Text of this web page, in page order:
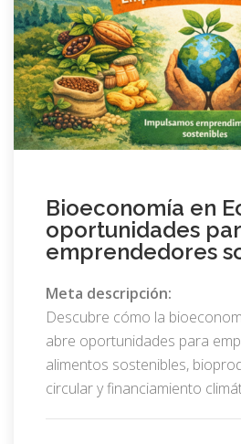
Bioeconomía en
oportunidades
emprendedores
Meta descripción:
Descubre cómo la
abre oportunidades para
alimentos sostenibles,
circular y financiamiento